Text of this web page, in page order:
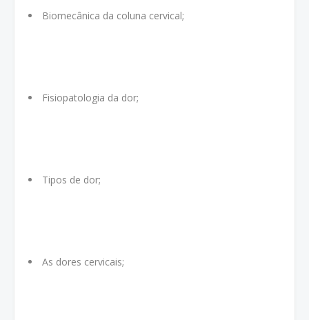
Biomecânica da coluna cervical;
Fisiopatologia da dor;
Tipos de dor;
As dores cervicais;